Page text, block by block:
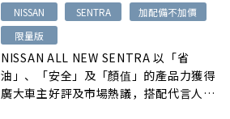
NISSAN SENTRA
加配備不加價
限量版
NISSAN ALL NEW SENTRA 以「省
油」、「安全」及「顏值」的產品力獲得
廣大車主好評及市場熱議，搭配代言人柔